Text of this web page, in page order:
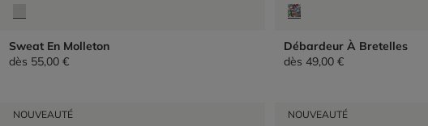
Sweat En Molleton
dès 55,00 €
Débardeur À Bretelles
dès 49,00 €
NOUVEAUTÉ NOUVEAUTÉ